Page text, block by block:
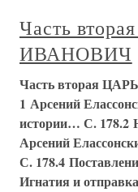
Часть
ИВАНОВИЧ
Часть вторая
1 Арсений
истории… С. 178.2
Арсений
С. 178.4
Игнатия и